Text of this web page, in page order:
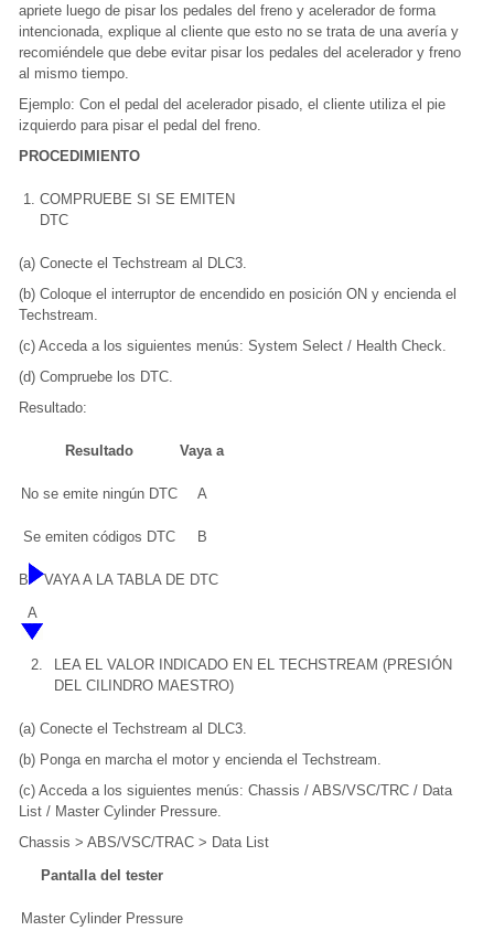
apriete luego de pisar los pedales del freno y acelerador de forma
intencionada, explique al cliente que esto no se trata de una avería y
recomiéndele que debe evitar pisar los pedales del acelerador y freno
al mismo tiempo.
Ejemplo: Con el pedal del acelerador pisado, el cliente utiliza el pie
izquierdo para pisar el pedal del freno.
PROCEDIMIENTO
1. COMPRUEBE SI SE EMITEN
DTC
(a) Conecte el Techstream al DLC3.
(b) Coloque el interruptor de encendido en posición ON y encienda el
Techstream.
(c) Acceda a los siguientes menús: System Select / Health Check.
(d) Compruebe los DTC.
Resultado:
Resultado Vaya a
No se emite ningún DTC A
Se emiten códigos DTC B
B
VAYA A LA TABLA DE DTC
A
2.
LEA EL VALOR INDICADO EN EL TECHSTREAM (PRESIÓN
DEL CILINDRO MAESTRO)
(a) Conecte el Techstream al DLC3.
(b) Ponga en marcha el motor y encienda el Techstream.
(c) Acceda a los siguientes menús: Chassis / ABS/VSC/TRC / Data
List / Master Cylinder Pressure.
Chassis > ABS/VSC/TRAC > Data List
Pantalla del tester
Master Cylinder Pressure